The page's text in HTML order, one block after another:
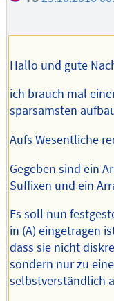
Hallo und gute
ich brauch mal
sparsamsten
Aufs Wesentliche
Gegeben sind ein
Suffixen und ein
Es soll nun
in (A) eingetragen
dass sie nicht
sondern nur zu
selbstverständlich